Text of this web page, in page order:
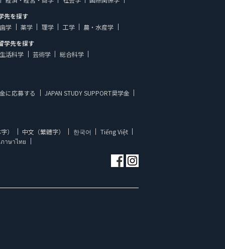
先を探す
学
薬学 理学 工学
農・水産学
学先を探す
生活科学
芸術学 総合科学
に応募する JAPAN STUDY SUPPORT奨学金
） 中文（繁體字） 한국어
Tiếng Việt
ภาษาไทย